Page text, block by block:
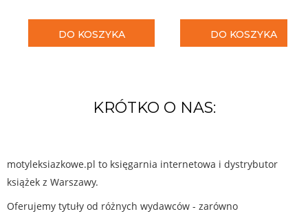
DO KOSZYKA DO KOSZYKA
KRÓTKO O NAS:
motyleksiazkowe.pl to księgarnia internetowa i dystrybutor
książek z Warszawy.
Oferujemy tytuły od różnych wydawców - zarówno